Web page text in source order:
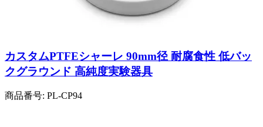
カスタムPTFEシャーレ 90mm径 耐腐食性 低バッ
クグラウンド 高純度実験器具
商品番号: PL-CP94